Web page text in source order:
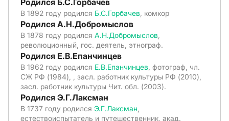
Родился Б.С.Горбачев
В 1892 году родился Б.С.Горбачев , комкор
Родился А.Н.Добромыслов
В 1878 году родился А.Н.Добромыслов
революционный, гос. деятель, этнограф.
Родился Е.В.Епанчинцев
В 1962 году родился Е.В.Епанчинцев , фотограф, чл.
СЖ РФ (1984), , засл. работник культуры РФ (2010),
засл. работник культуры Чит. обл. (2003).
Родился Э.Г.Лаксман
В 1737 году родился Э.Г.Лаксман
естествоиспытатель и путешественник, акад.